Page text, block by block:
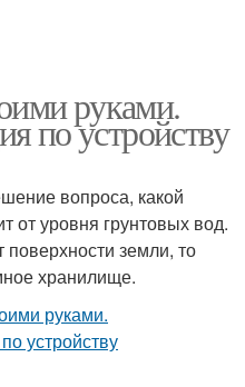
руками.
по устройству
вопроса, какой
от уровня грунтовых вод.
поверхности земли, то
хранилище.